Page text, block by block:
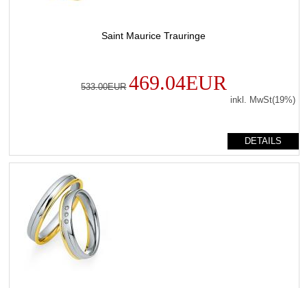
Saint Maurice Trauringe
533.00EUR 469.04EUR
inkl. MwSt(19%)
DETAILS